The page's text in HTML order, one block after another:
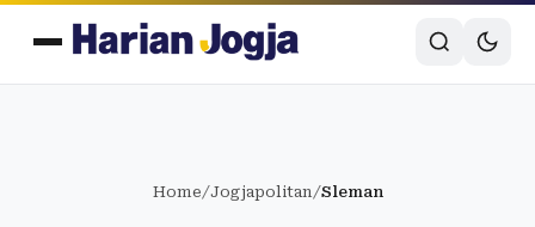
Home/Jogjapolitan/Sleman